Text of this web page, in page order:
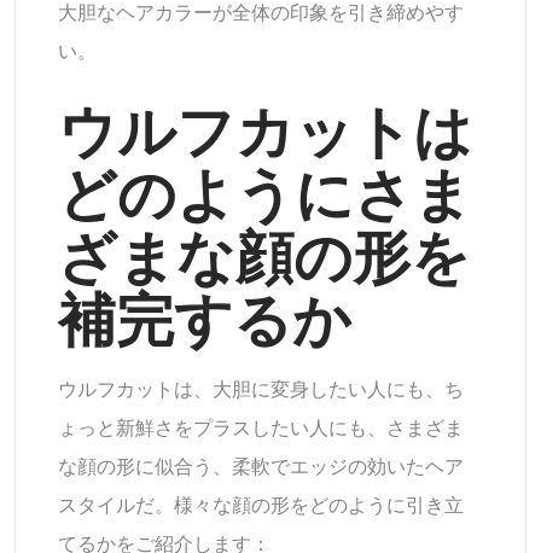
大胆なヘアカラーが全体の印象を引き締めやす
い。
ウルフカットは
どのようにさま
ざまな顔の形を
補完するか
ウルフカットは、大胆に変身したい人にも、ち
ょっと新鮮さをプラスしたい人にも、さまざま
な顔の形に似合う、柔軟でエッジの効いたヘア
スタイルだ。様々な顔の形をどのように引き立
てるかをご紹介します：